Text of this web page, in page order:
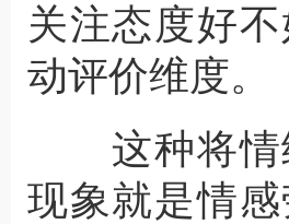
关注态度好
动评价维度。
这种将情
现象就是情